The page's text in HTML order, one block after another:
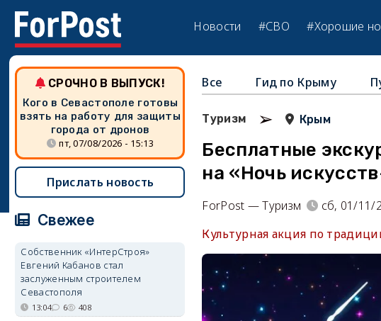
Новости #СВО #Хорошие
Все Гид по Крыму
Туризм ➢ Крым
Бесплатные
на «Ночь
ForPost — Туризм
сб, 01/11/
Культурная акция по
СРОЧНО В ВЫПУСК!
Кого в Севастополе готовы
взять на работу для защиты
города от дронов
пт, 07/08/2026 - 15:13
Прислать новость
Свежее
Собственник «ИнтерСтроя»
Евгений Кабанов стал
заслуженным строителем
Севастополя
13:04 6 408